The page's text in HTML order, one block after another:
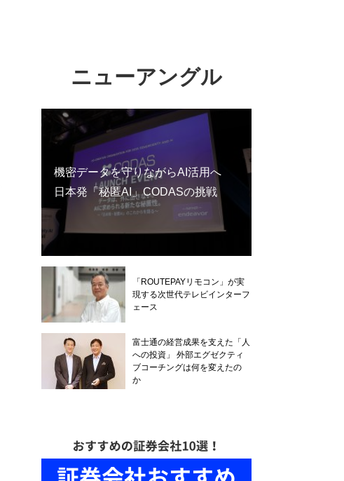
ニューアングル
機密データを守りながらAI活用へ
日本発「秘匿AI」CODASの挑戦
「ROUTEPAYリモコン」が実
現する次世代テレビインターフ
ェース
富士通の経営成果を支えた「人
への投資」 外部エグゼクティ
ブコーチングは何を変えたの
か